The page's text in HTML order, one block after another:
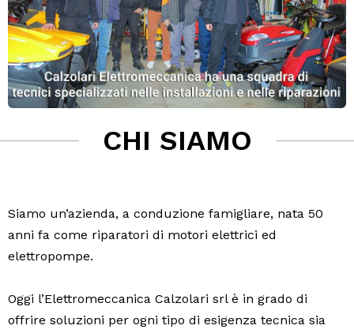
CHI SIAMO
Siamo un’azienda, a conduzione famigliare, nata 50
anni fa come riparatori di motori elettrici ed
elettropompe.
Oggi l’Elettromeccanica Calzolari srl è in grado di
offrire soluzioni per ogni tipo di esigenza tecnica sia